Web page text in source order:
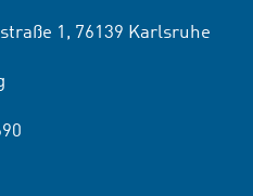
1, 76139 Karlsruhe